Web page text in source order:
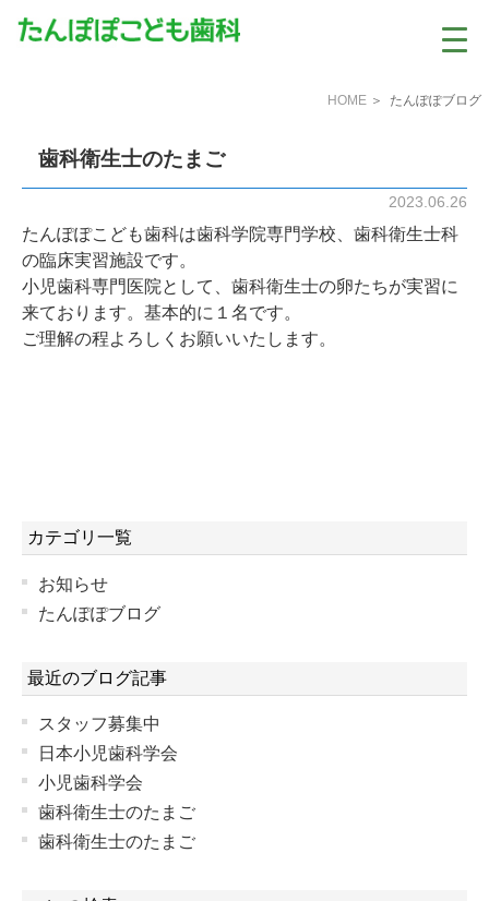
HOME ＞ たんぽぽブログ
歯科衛生士のたまご
2023.06.26
たんぽぽこども歯科は歯科学院専門学校、歯科衛生士科
の臨床実習施設です。
小児歯科専門医院として、歯科衛生士の卵たちが実習に
来ております。基本的に１名です。
ご理解の程よろしくお願いいたします。
カテゴリ一覧
お知らせ
たんぽぽブログ
最近のブログ記事
スタッフ募集中
日本小児歯科学会
小児歯科学会
歯科衛生士のたまご
歯科衛生士のたまご